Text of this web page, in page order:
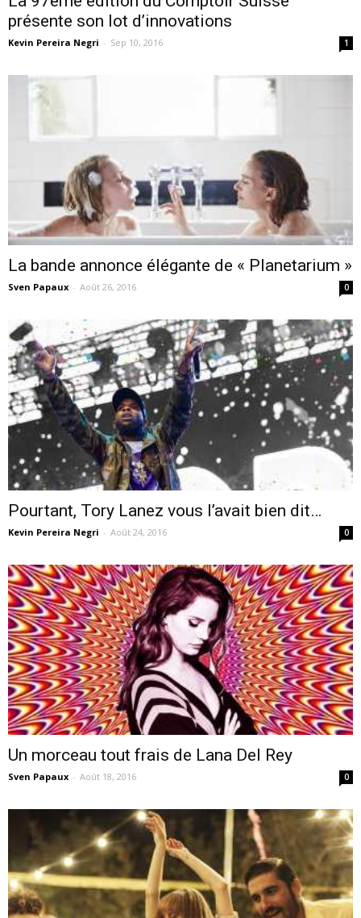
présente son lot d’innovations
Kevin Pereira Negri - Sep 10, 2016 1
La bande annonce élégante de « Planetarium »
Sven Papaux - Août 26, 2016 0
Pourtant, Tory Lanez vous l’avait bien dit…
Kevin Pereira Negri - Août 24, 2016 0
Un morceau tout frais de Lana Del Rey
Sven Papaux - Août 18, 2016 0